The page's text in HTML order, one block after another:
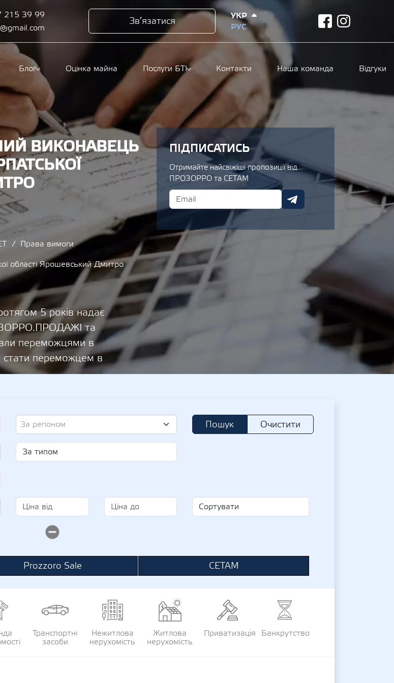
215 39 99
Зв’язатися
УКР
РУС
facebook
Блог Оцінка майна Послуги БТІ Контакти Наша команда Відгуки
ВИКОНАВЕЦЬ
Права вимоги
області Ярошевський Дмитро
5 років надає
та
переможцями в
стати переможцем в
ПІДПИСАТИСЬ
Отримайте найсвіжіші пропозиції від
ПРОЗОРРО та СЕТАМ
За регіоном Пошук Очистити
Prozzoro Sale СЕТАМ
Транспортні
засоби
Нежитлова
нерухомість
Житлова
нерухомість
Приватизація Банкрутство